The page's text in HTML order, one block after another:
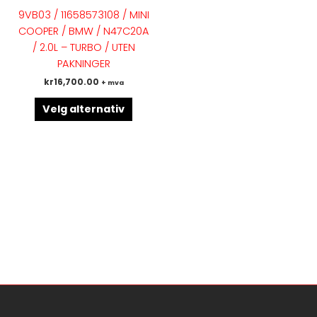
9VB03 / 11658573108 / MINI
COOPER / BMW / N47C20A
/ 2.0L – TURBO / UTEN
PAKNINGER
kr16,700.00 + mva
Velg alternativ
varianter.
Alternativene
kan